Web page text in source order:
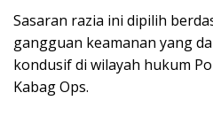
Sasaran razia ini dipilih
gangguan keamanan yang
kondusif di wilayah hukum
Kabag Ops.